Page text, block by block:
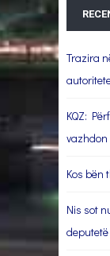
Trazira
KQZ:
vazhdon
Kos bën
Nis sot
deputetë